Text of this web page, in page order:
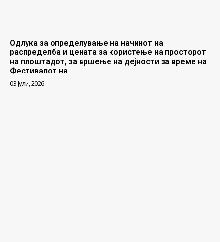
Одлука за определување на начинот на
распределба и цената за користење на просторот
на плоштадот, за вршење на дејности за време на
Фестивалот на...
03 Јули, 2026